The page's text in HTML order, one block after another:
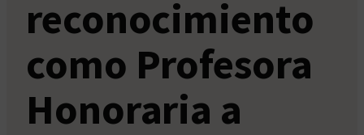
reconocimiento
como Profesora
Honoraria a